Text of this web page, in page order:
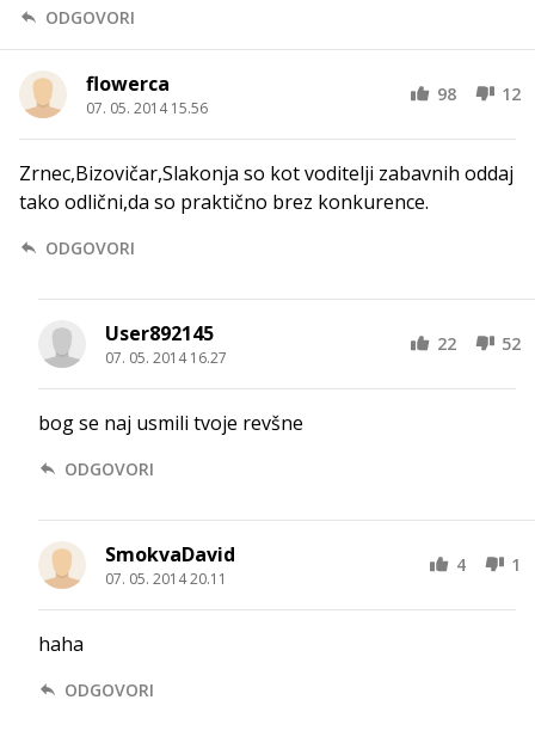
ODGOVORI
flowerca
07. 05. 2014 15.56
98 12
Zrnec,Bizovičar,Slakonja so kot voditelji zabavnih oddaj
tako odlični,da so praktično brez konkurence.
ODGOVORI
User892145
07. 05. 2014 16.27
22 52
bog se naj usmili tvoje revšne
ODGOVORI
SmokvaDavid
07. 05. 2014 20.11
4 1
haha
ODGOVORI